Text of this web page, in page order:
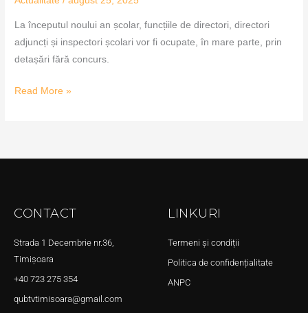
La începutul noului an școlar, funcțiile de directori, directori
adjuncți și inspectori școlari vor fi ocupate, în mare parte, prin
detașări fără concurs.
Read More »
CONTACT
Strada 1 Decembrie nr.36,
Timișoara
+40 723 275 354
qubtvtimisoara@gmail.com
LINKURI
Termeni și condiții
Politica de confidențialitate
ANPC